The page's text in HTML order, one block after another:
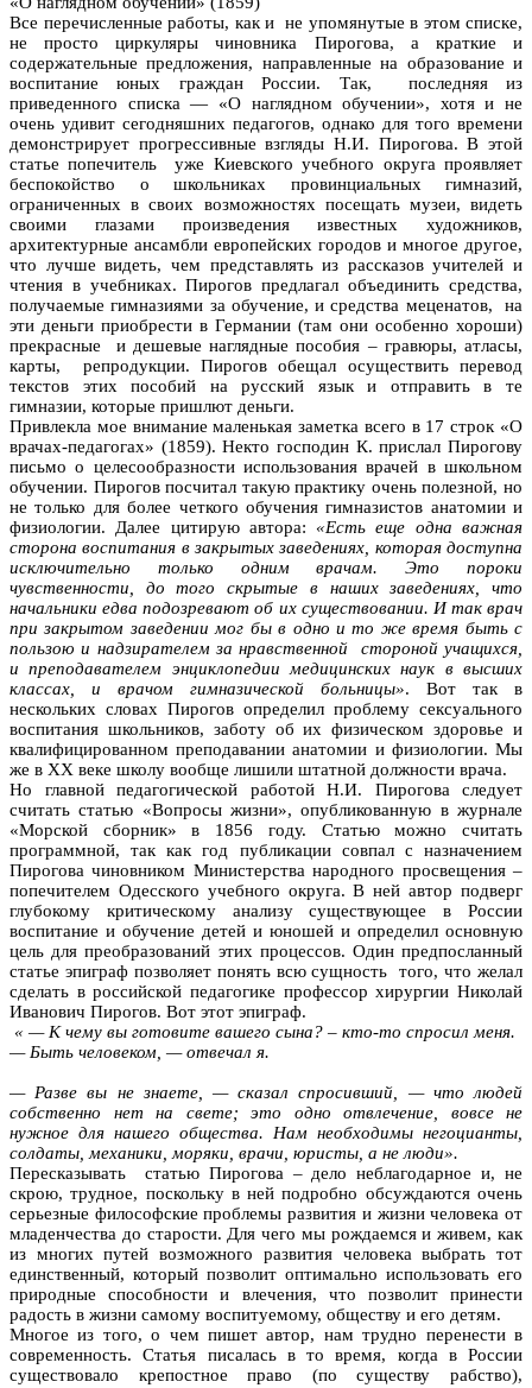
Все перечисленные работы, как и не упомянутые в этом списке,
не просто циркуляры чиновника Пирогова, а краткие и
содержательные предложения, направленные на образование и
воспитание юных граждан России. Так, последняя из
приведенного списка — «О наглядном обучении», хотя и не
очень удивит сегодняшних педагогов, однако для того времени
демонстрирует прогрессивные взгляды Н.И. Пирогова. В этой
статье попечитель уже Киевского учебного округа проявляет
беспокойство о школьниках провинциальных гимназий,
ограниченных в своих возможностях посещать музеи, видеть
своими глазами произведения известных художников,
архитектурные ансамбли европейских городов и многое другое,
что лучше видеть, чем представлять из рассказов учителей и
чтения в учебниках. Пирогов предлагал объединить средства,
получаемые гимназиями за обучение, и средства меценатов, на
эти деньги приобрести в Германии (там они особенно хороши)
прекрасные и дешевые наглядные пособия – гравюры, атласы,
карты, репродукции. Пирогов обещал осуществить перевод
текстов этих пособий на русский язык и отправить в те
гимназии, которые пришлют деньги.
Привлекла мое внимание маленькая заметка всего в 17 строк «О
врачах-педагогах» (1859). Некто господин К. прислал Пирогову
письмо о целесообразности использования врачей в школьном
обучении. Пирогов посчитал такую практику очень полезной, но
не только для более четкого обучения гимназистов анатомии и
физиологии. Далее цитирую автора:«Есть еще одна важная
сторона воспитания в закрытых заведениях, которая доступна
исключительно только одним врачам. Это пороки
чувственности, до того скрытые в наших заведениях, что
начальники едва подозревают об их существовании. И так врач
при закрытом заведении мог бы в одно и то же время быть с
пользою и надзирателем за нравственной стороной учащихся,
и преподавателем энциклопедии медицинских наук в высших
классах, и врачом гимназической больницы». Вот так в
нескольких словах Пирогов определил проблему сексуального
воспитания школьников, заботу об их физическом здоровье и
квалифицированном преподавании анатомии и физиологии. Мы
же в ХХ веке школу вообще лишили штатной должности врача.
Но главной педагогической работой Н.И. Пирогова следует
считать статью «Вопросы жизни», опубликованную в журнале
«Морской сборник» в 1856 году. Статью можно считать
программной, так как год публикации совпал с назначением
Пирогова чиновником Министерства народного просвещения –
попечителем Одесского учебного округа. В ней автор подверг
глубокому критическому анализу существующее в России
воспитание и обучение детей и юношей и определил основную
цель для преобразований этих процессов. Один предпосланный
статье эпиграф позволяет понять всю сущность того, что желал
сделать в российской педагогике профессор хирургии Николай
Иванович Пирогов. Вот этот эпиграф.
« — К чему вы готовите вашего сына? – кто-то спросил меня.
— Быть человеком, — отвечал я.
— Разве вы не знаете, — сказал спросивший, — что людей
собственно нет на свете; это одно отвлечение, вовсе не
нужное для нашего общества. Нам необходимы негоцианты,
солдаты, механики, моряки, врачи, юристы, а не люди».
Пересказывать статью Пирогова – дело неблагодарное и, не
скрою, трудное, поскольку в ней подробно обсуждаются очень
серьезные философские проблемы развития и жизни человека от
младенчества до старости. Для чего мы рождаемся и живем, как
из многих путей возможного развития человека выбрать тот
единственный, который позволит оптимально использовать его
природные способности и влечения, что позволит принести
радость в жизни самому воспитуемому, обществу и его детям.
Многое из того, о чем пишет автор, нам трудно перенести в
современность. Статья писалась в то время, когда в России
существовало крепостное право (по существу рабство),